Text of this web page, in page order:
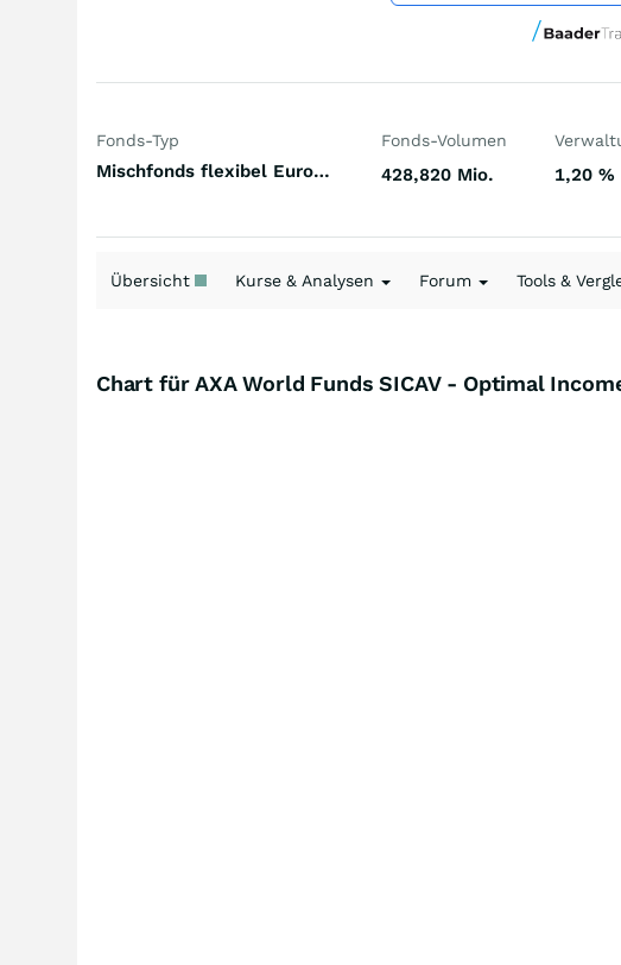
Fonds-Typ
Mischfonds flexibel Europa
Fonds-Volumen
428,820 Mio. 1,20 %
Übersicht Kurse & Analysen Forum Tools &
Chart für AXA World Funds SICAV - Optimal